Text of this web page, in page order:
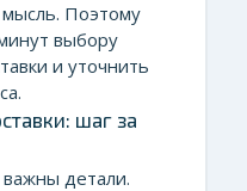
Поэтому
выбору
и уточнить
шаг за
детали.